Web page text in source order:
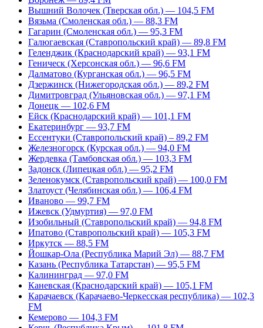
Вышний Волочек (Тверская обл.) — 104,5 FM
Вязьма (Смоленская обл.) — 88,3 FM
Гагарин (Смоленская обл.) — 95,3 FM
Галюгаевская (Ставропольский край) — 89,8 FM
Геленджик (Краснодарский край) — 93,1 FM
Геническ (Херсонская обл.) — 96,6 FM
Далматово (Курганская обл.) — 96,5 FM
Дзержинск (Нижегородская обл.) — 89,2 FM
Димитровград (Ульяновская обл.) — 97,1 FM
Донецк — 102,6 FM
Ейск (Краснодарский край) — 101,1 FM
Екатеринбург — 93,7 FM
Ессентуки (Ставропольский край) – 89,2 FM
Железногорск (Курская обл.) — 94,0 FM
Жердевка (Тамбовская обл.) — 103,3 FM
Задонск (Липецкая обл.) — 95,2 FM
Зеленокумск (Ставропольский край) — 100,0 FM
Златоуст (Челябинская обл.) — 106,4 FM
Иваново — 99,7 FM
Ижевск (Удмуртия) — 97,0 FM
Изобильный (Ставропольский край) — 94,8 FM
Ипатово (Ставропольский край) — 105,3 FM
Иркутск — 88,5 FM
Йошкар-Ола (Республика Марий Эл) — 88,7 FM
Казань (Республика Татарстан) — 95,5 FM
Калининград — 97,0 FM
Каневская (Краснодарский край) — 105,1 FM
Карачаевск (Карачаево-Черкесская республика) — 102,3
FM
Кемерово — 104,3 FM